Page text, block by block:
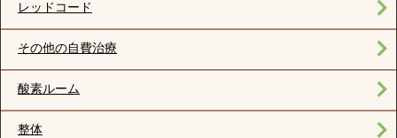
レッドコード
その他の自費治療
酸素ルーム
整体